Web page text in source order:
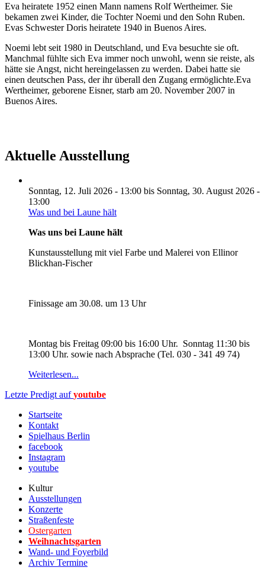
Eva heiratete 1952 einen Mann namens Rolf Wertheimer. Sie
bekamen zwei Kinder, die Tochter Noemi und den Sohn Ruben.
Evas Schwester Doris heiratete 1940 in Buenos Aires.
Noemi lebt seit 1980 in Deutschland, und Eva besuchte sie oft.
Manchmal fühlte sich Eva immer noch unwohl, wenn sie reiste, als
hätte sie Angst, nicht hereingelassen zu werden. Dabei hatte sie
einen deutschen Pass, der ihr überall den Zugang ermöglichte.Eva
Wertheimer, geborene Eisner, starb am 20. November 2007 in
Buenos Aires.
Aktuelle Ausstellung
Sonntag, 12. Juli 2026 - 13:00 bis Sonntag, 30. August 2026 -
13:00
Was und bei Laune hält
Was uns bei Laune hält
Kunstausstellung mit viel Farbe und Malerei von Ellinor
Blickhan-Fischer
Finissage am 30.08. um 13 Uhr
Montag bis Freitag 09:00 bis 16:00 Uhr. Sonntag 11:30 bis
13:00 Uhr. sowie nach Absprache (Tel. 030 - 341 49 74)
Weiterlesen...
Letzte Predigt auf youtube
Startseite
Kontakt
Spielhaus Berlin
facebook
Instagram
youtube
Kultur
Ausstellungen
Konzerte
Straßenfeste
Ostergarten
Weihnachtsgarten
Wand- und Foyerbild
Archiv Termine